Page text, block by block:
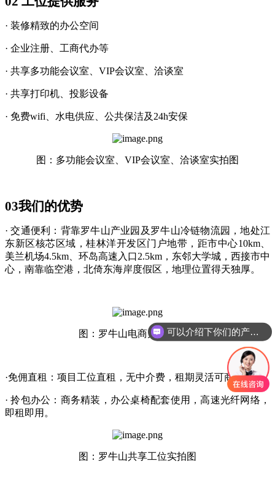
· 装修精致的办公空间
· 企业注册、工商代办等
· 共享多功能会议室、VIP会议室、洽谈室
· 共享打印机、投影设备
· 免费wifi、水电供应、公共保洁及24h安保
图：多功能会议室、 VIP会议室、洽谈室实拍图
03我们的优势
· 交通便利：背靠罗牛山产业园及罗牛山冷链物流园，地处江
东新区核芯区域，桂林洋开发区门户地带，距市中心10km、
美兰机场4.5km、环岛高速入口2.5km，东邻大学城，西接市中
心，南靠临空港，北倚东海岸度假区，地理位置得天独厚。
图：罗牛山电商大厦实拍图
·免佣直租：项目工位直租，无中介费，租期灵活可商议。
· 拎包办公：商务精装，办公桌椅配套使用，高速光纤网络，
即租即用。
图：罗牛山共享工位实拍图
可以介绍下你们的产品么